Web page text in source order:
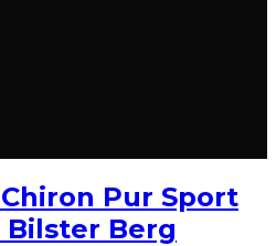
Pur Sport
Bilster Berg